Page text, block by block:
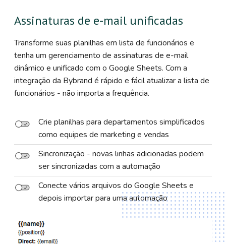
Assinaturas de e-mail unificadas
Transforme suas planilhas em lista de funcionários e
tenha um gerenciamento de assinaturas de e-mail
dinâmico e unificado com o Google Sheets. Com a
integração da Bybrand é rápido e fácil atualizar a lista de
funcionários - não importa a frequência.
Crie planilhas para departamentos simplificados
como equipes de marketing e vendas
Sincronização - novas linhas adicionadas podem
ser sincronizadas com a automação
Conecte vários arquivos do Google Sheets e
depois importar para uma automação